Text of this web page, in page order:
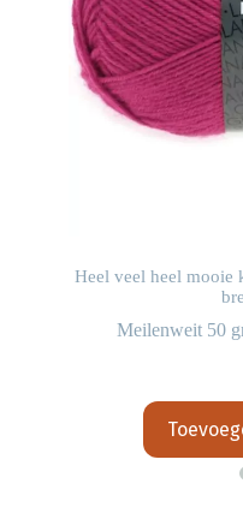
Heel veel heel mooie
Meilenweit 50